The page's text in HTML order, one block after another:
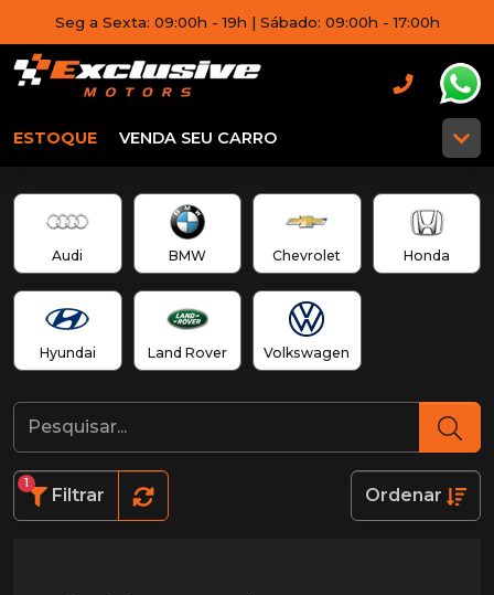
Seg a Sexta: 09:00h - 19h | Sábado: 09:00h - 17:00h
ESTOQUE VENDA SEU CARRO
Audi BMW Chevrolet Honda
Hyundai Land Rover Volkswagen
Filtrar
1
Ordenar